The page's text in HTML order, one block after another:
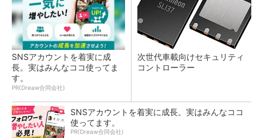
SNSアカウントを着実に成
長。実はみんなココ使ってま
す。
PR(Dreaw合同会社)
次世代車載向けセキュリティ
コントローラー
SNSアカウントを着実に成長。実はみんなココ
使ってます。
PR(Dreaw合同会社)